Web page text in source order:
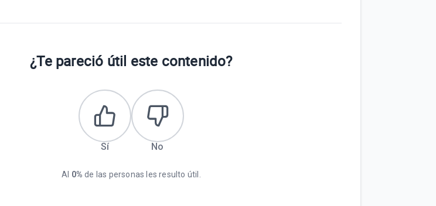
¿Te pareció útil este contenido?
Sí No
Al 0% de las personas les resulto útil.